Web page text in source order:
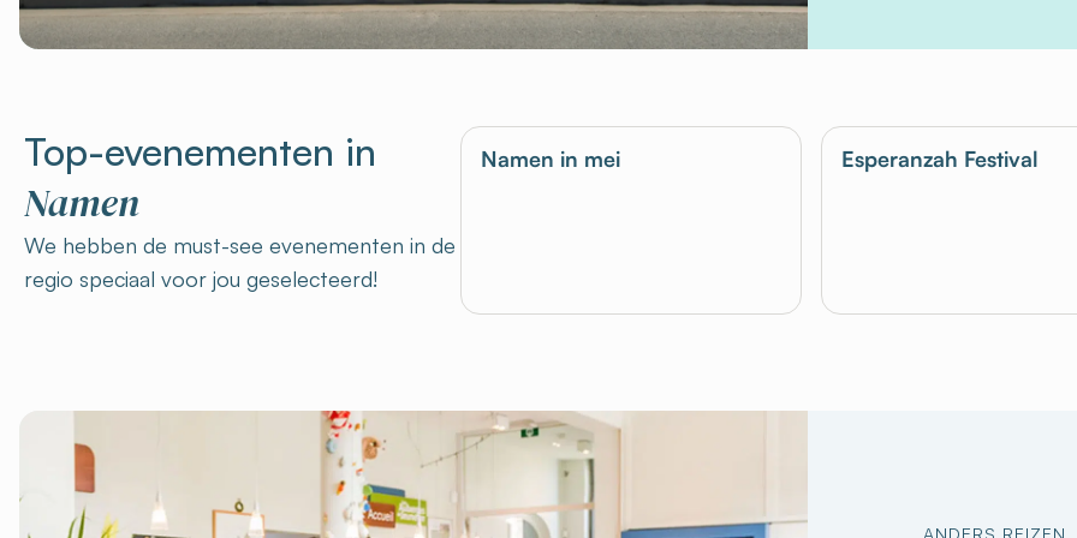
Top-evenementen in
Namen
We hebben de must-see evenementen in de
regio speciaal voor jou geselecteerd!
Namen in mei Esperanzah Festival
ANDERS REIZEN